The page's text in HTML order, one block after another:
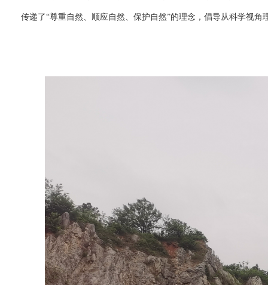
传递了“尊重自然、顺应自然、保护自然”的理念，倡导从科学视